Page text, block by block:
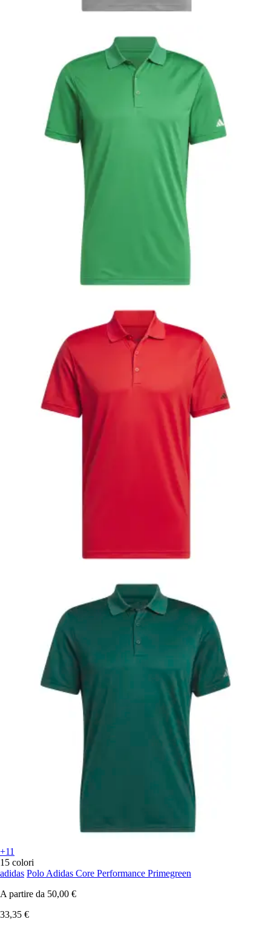
+11
15 colori
adidas Polo Adidas Core Performance Primegreen
A partire da 50,00 €
33,35 €